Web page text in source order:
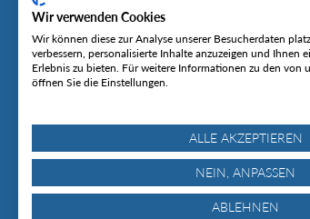
Tourentipp
Über uns
Wir verwenden Cookies
Wir können diese zur Analyse unserer Besucherdaten
verbessern, personalisierte Inhalte anzuzeigen und Ihnen
Erlebnis zu bieten. Für weitere Informationen zu den von
öffnen Sie die Einstellungen.
ALLE AKZEPTIEREN
NEIN, ANPASSEN
ABLEHNEN